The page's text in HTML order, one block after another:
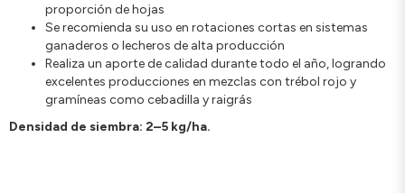
proporción de hojas
Se recomienda su uso en rotaciones cortas en sistemas
ganaderos o lecheros de alta producción
Realiza un aporte de calidad durante todo el año, logrando
excelentes producciones en mezclas con trébol rojo y
gramíneas como cebadilla y raigrás
Densidad de siembra: 2–5 kg/ha.